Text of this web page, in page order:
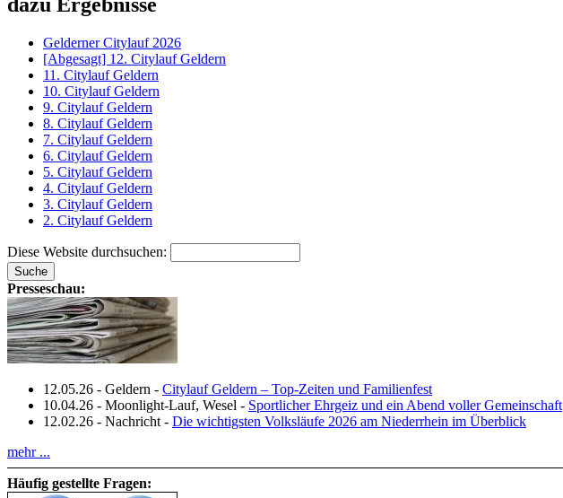
Gelderner Citylauf 2026
[Abgesagt] 12. Citylauf Geldern
11. Citylauf Geldern
10. Citylauf Geldern
9. Citylauf Geldern
8. Citylauf Geldern
7. Citylauf Geldern
6. Citylauf Geldern
5. Citylauf Geldern
4. Citylauf Geldern
3. Citylauf Geldern
2. Citylauf Geldern
Diese Website durchsuchen:
Presseschau:
12.05.26 - Geldern - Citylauf Geldern – Top‑Zeiten und Familienfest
10.04.26 - Moonlight-Lauf, Wesel - Sportlicher Ehrgeiz und ein Abend voller Gemeinschaft
12.02.26 - Nachricht - Die wichtigsten Volksläufe 2026 am Niederrhein im Überblick
mehr ...
Häufig gestellte Fragen: